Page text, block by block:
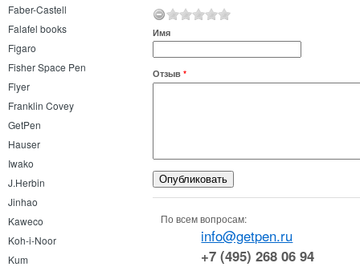
Faber-Castell
Falafel books
Figaro
Fisher Space Pen
Flyer
Franklin Covey
GetPen
Hauser
Iwako
J.Herbin
Jinhao
Kaweco
Koh-i-Noor
Kum
Имя
Отзыв *
По всем вопросам:
info@getpen.ru
+7 (495) 268 06 94